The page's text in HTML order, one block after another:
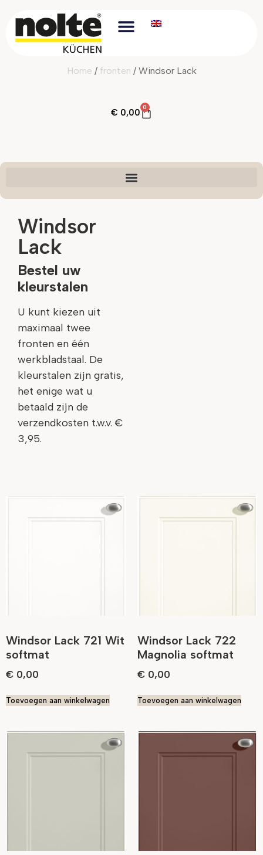
Home / fronten / Windsor Lack
€ 0,00
0
Windsor
Lack
Bestel uw
kleurstalen
U kunt kiezen uit
maximaal twee
fronten en één
werkbladstaal. De
kleurstalen zijn gratis,
het enige wat u
betaald zijn de
verzendkosten t.w.v. €
3,95.
Windsor Lack 721 Wit
softmat
€ 0,00
Toevoegen aan winkelwagen
Windsor Lack 722
Magnolia softmat
€ 0,00
Toevoegen aan winkelwagen